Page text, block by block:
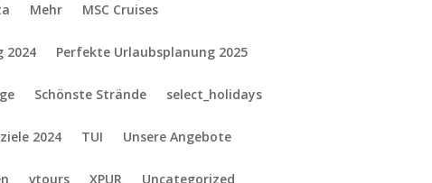
Mehr MSC Cruises
2024 Perfekte Urlaubsplanung 2025
Schönste Strände select_holidays
2024 TUI Unsere Angebote
vtours XPUR Uncategorized